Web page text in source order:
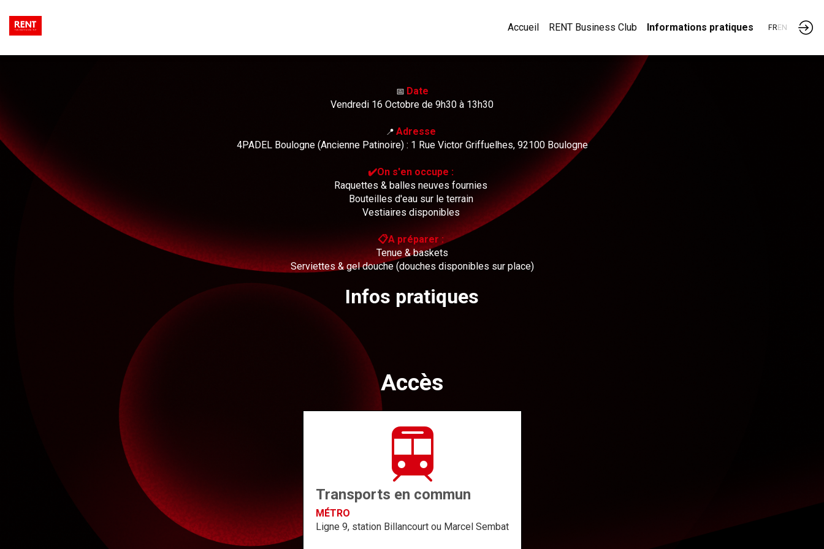
Accueil RENT Business Club Informations pratiques FREN
📅​ Date
Vendredi 16 Octobre de 9h30 à 13h30
📍 Adresse
4PADEL Boulogne (Ancienne Patinoire) : 1 Rue Victor Griffuelhes, 92100 Boulogne
✔️On s'en occupe :
Raquettes & balles neuves fournies
Bouteilles d'eau sur le terrain
Vestiaires disponibles
📋A préparer :
Tenue & baskets
Serviettes & gel douche (douches disponibles sur place)
Infos pratiques
Accès
Transports en commun
MÉTRO
Ligne 9, station Billancourt ou Marcel Sembat